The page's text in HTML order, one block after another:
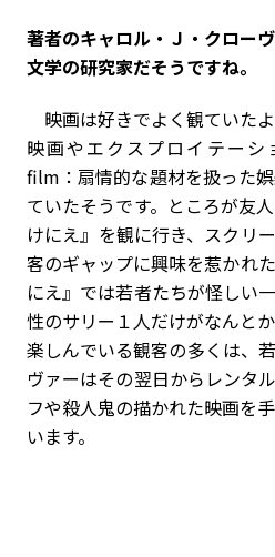
――著者のキャロル・Ｊ・クロ
文学の研究家だそうですね。
映画は好きでよく観ていた
映画やエクスプロイテー
film：扇情的な題材を扱った
ていたそうです。ところが友
けにえ』を観に行き、スクリ
客のギャップに興味を惹かれ
にえ』では若者たちが怪しい
性のサリー１人だけがなんと
楽しんでいる観客の多くは、
ヴァーはその翌日からレンタ
フや殺人鬼の描かれた映画を
います。